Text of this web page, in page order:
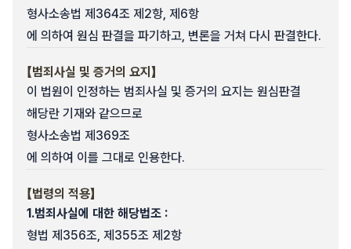
형사소송법 제364조 제2항, 제6항
에 의하여 원심 판결을 파기하고, 변론을 거쳐 다시 판결한다.
【범죄사실 및 증거의 요지】
이 법원이 인정하는 범죄사실 및 증거의 요지는 원심판결
해당란 기재와 같으므로
형사소송법 제369조
에 의하여 이를 그대로 인용한다.
【법령의 적용】
1.범죄사실에 대한 해당법조 :
형법 제356조, 제355조 제2항